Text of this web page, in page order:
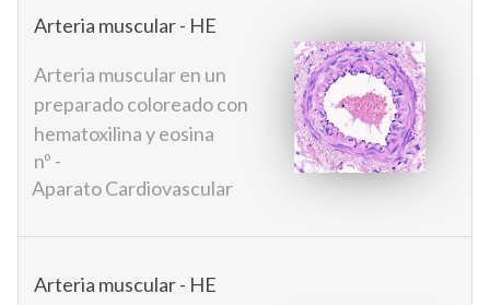
Arteria muscular - HE
Arteria muscular en un
preparado coloreado con
hematoxilina y eosina
nº -
Aparato Cardiovascular
Arteria muscular - HE